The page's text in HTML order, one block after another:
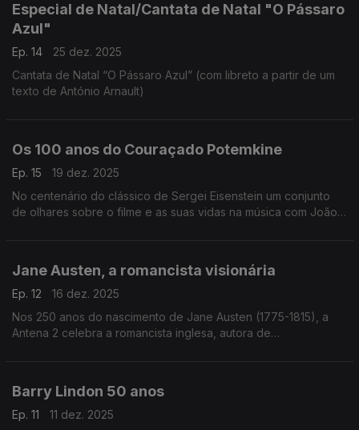
Especial de Natal/Cantata de Natal "O Pássaro
Azul"
Ep. 14
25 dez. 2025
Cantata de Natal “O Pássaro Azul” (com libreto a partir de um
texto de António Arnault)
Os 100 anos do Couraçado Potemkine
Ep. 15
19 dez. 2025
No centenário do clássico de Sergei Eisenstein um conjunto
de olhares sobre o filme e as suas vidas na música com João
Jane Austen, a romancista visionária
Ep. 12
16 dez. 2025
Nos 250 anos do nascimento de Jane Austen (1775-1815), a
Antena 2 celebra a romancista inglesa, autora de
Barry Lindon 50 anos
Ep. 11
11 dez. 2025